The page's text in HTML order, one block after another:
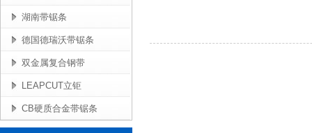
湖南带锯条
德国德瑞沃带锯条
双金属复合钢带
LEAPCUT立钜
CB硬质合金带锯条